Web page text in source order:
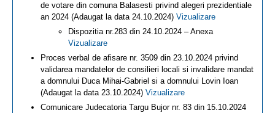
de votare din comuna Balasesti privind alegeri prezidentiale
an 2024 (Adaugat la data 24.10.2024) Vizualizare
Dispozitia nr.283 din 24.10.2024 – Anexa
Vizualizare
Proces verbal de afisare nr. 3509 din 23.10.2024 privind
validarea mandatelor de consilieri locali si invalidare mandat
a domnului Duca Mihai-Gabriel si a domnului Lovin Ioan
(Adaugat la data 23.10.2024) Vizualizare
Comunicare Judecatoria Targu Bujor nr. 83 din 15.10.2024